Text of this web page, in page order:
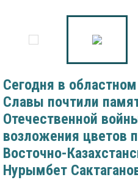
Сегодня в
Славы почтили
Отечественной
возложения цветов
Восточно-
Нурымбет